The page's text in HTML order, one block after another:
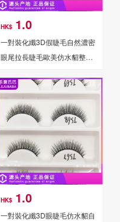
HK$ 1.0
一對裝化纖3D假睫毛自然濃密
眼尾拉長睫毛歐美仿水貂整條
HK$ 1.0
一對裝化纖3D眼睫毛仿水貂自